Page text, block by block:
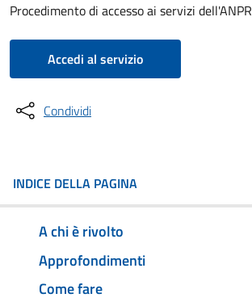
Procedimento di accesso ai servizi dell'ANPR
Accedi al servizio
Condividi
INDICE DELLA PAGINA
A chi è rivolto
Approfondimenti
Come fare